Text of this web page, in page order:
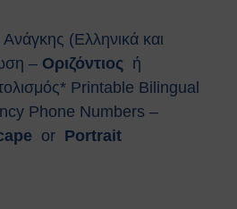
κοιλιακής ώθησης (λαβή
Χάιμλιχ)
και Σύμβολα
Ασφάλεια
Κίνδυνοι
Ασφάλεια
(Ελληνικά και
– Οριζόντιος ή
Printable Βilingual
Phone Numbers –
or Portrait